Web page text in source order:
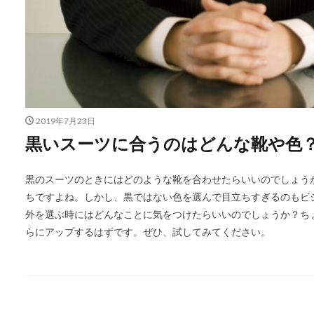
2019年7月23日
黒いスーツに合うのはどんな靴や色
黒のスーツのときにはどのような靴を合わせたらいいのでしょ
ちですよね。しかし、黒ではない色を選んで目立ちすぎるのも
外を選ぶ時にはどんなことに気をつけたらいいのでしょうか？
らにアップするはずです。ぜひ、試してみてください。